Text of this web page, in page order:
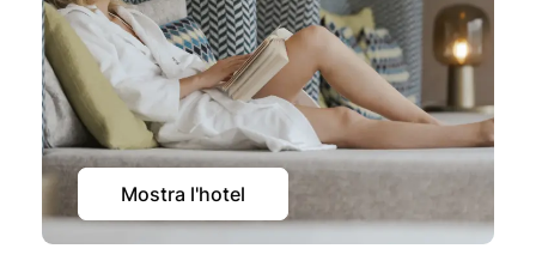
Mostra l'hotel